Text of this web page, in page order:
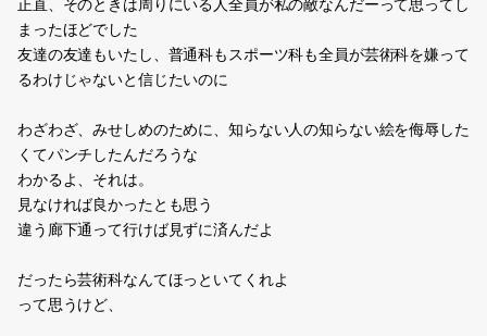
正直、そのときは周りにいる人全員が私の敵なんだーって思ってし
まったほどでした
友達の友達もいたし、普通科もスポーツ科も全員が芸術科を嫌って
るわけじゃないと信じたいのに
わざわざ、みせしめのために、知らない人の知らない絵を侮辱した
くてパンチしたんだろうな
わかるよ、それは。
見なければ良かったとも思う
違う廊下通って行けば見ずに済んだよ
だったら芸術科なんてほっといてくれよ
って思うけど、